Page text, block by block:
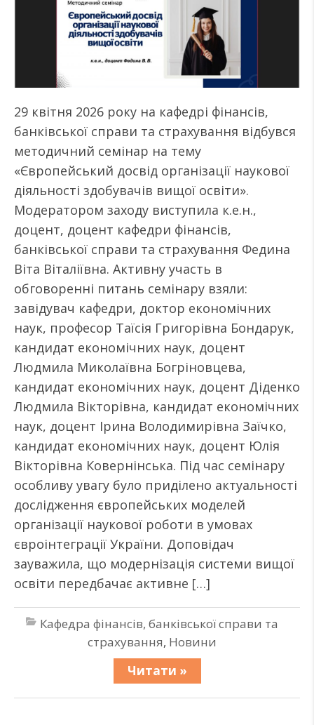
29 квітня 2026 року на кафедрі фінансів,
банківської справи та страхування відбувся
методичний семінар на тему
«Європейський досвід організації наукової
діяльності здобувачів вищої освіти».
Модератором заходу виступила к.е.н.,
доцент, доцент кафедри фінансів,
банківської справи та страхування Федина
Віта Віталіївна. Активну участь в
обговоренні питань семінару взяли:
завідувач кафедри, доктор економічних
наук, професор Таїсія Григорівна Бондарук,
кандидат економічних наук, доцент
Людмила Миколаївна Богріновцева,
кандидат економічних наук, доцент Діденко
Людмила Вікторівна, кандидат економічних
наук, доцент Ірина Володимирівна Заїчко,
кандидат економічних наук, доцент Юлія
Вікторівна Ковернінська. Під час семінару
особливу увагу було приділено актуальності
дослідження європейських моделей
організації наукової роботи в умовах
євроінтеграції України. Доповідач
зауважила, що модернізація системи вищої
освіти передбачає активне […]
Кафедра фінансів, банківської справи та
страхування, Новини
Читати »